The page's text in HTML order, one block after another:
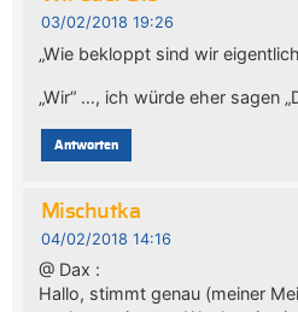
03/02/2018 19:26
„Wie bekloppt sind wir
„Wir“ …, ich würde eher sagen
Antworten
Mischutka
04/02/2018 14:16
@ Dax :
Hallo, stimmt genau (meiner